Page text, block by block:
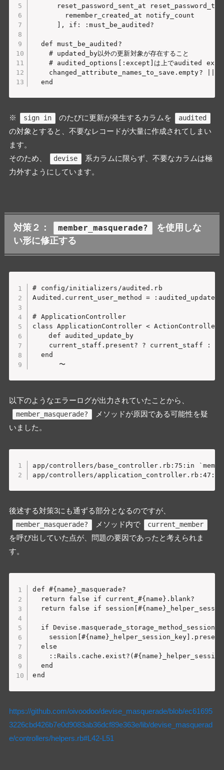
reset_password_sent_at
  def must_be_audited?
    # updated_by以外の更新対象が存在すること
# audited_options[:except]は上でaudited
changed_attribute_names_to_save.empty? ||
※ sign in のたびに更新が発生するカラムを audited
の対象とすると、不要なレコードが大量に作成されてしまい
ます。
そのため、
devise
系カラムに限らず、不要なカラムは極
力外すようにしています。
対策２： member_masquerade?
を使用しな
い形に修正する
# config/initializers/audited.rb
Audited.current_user_method =
# ApplicationController
class ApplicationController <
	def audited_update_by
current_staff.present? ? current_staff :
  end
以下のようなエラーログが出力されていたことから、
member_masquerade?
メソッドが原因である可能性を疑
いました。
app/controllers/base_controller.rb:75:in
後述する対策3にも通ずる部分となるのですが、
member_masquerade? メソッド内で current_member
を呼び出していた点が、問題の要因であったと考えられま
す。
def #{name}_masquerade?
  return false if current_#{name}.blank?
return false if
  if Devise.masquerade_storage_method_session?
  else
  end
https://github.com/oivoodoo/devise_masquerade/blob/ec61695
3226cbd426b7e0d9083ab36dcf89e363e/lib/devise_masquerad
e/controllers/helpers.rb#L42-L51